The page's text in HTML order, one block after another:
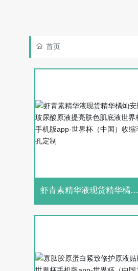
首页
虾青素精华液现货精华橘灿